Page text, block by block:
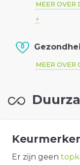
MEER OVER
MEER OVER
Er zijn geen